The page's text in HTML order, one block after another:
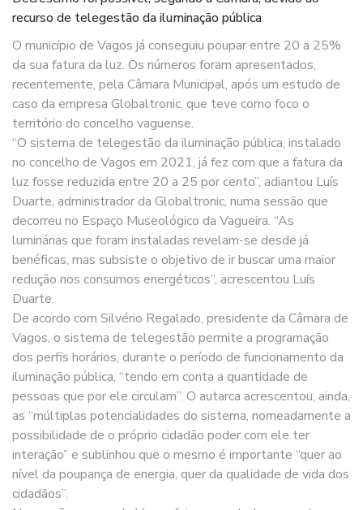
recurso de telegestão da iluminação pública
O município de Vagos já conseguiu poupar entre 20 a 25%
da sua fatura da luz. Os números foram apresentados,
recentemente, pela Câmara Municipal, após um estudo de
caso da empresa Globaltronic, que teve como foco o
território do concelho vaguense.
“O sistema de telegestão da iluminação pública, instalado
no concelho de Vagos em 2021, já fez com que a fatura da
luz fosse reduzida entre 20 a 25 por cento”, adiantou Luís
Duarte, administrador da Globaltronic, numa sessão que
decorreu no Espaço Museológico da Vagueira. “As
luminárias que foram instaladas revelam-se desde já
benéficas, mas subsiste o objetivo de ir buscar uma maior
redução nos consumos energéticos”, acrescentou Luís
Duarte.
De acordo com Silvério Regalado, presidente da Câmara de
Vagos, o sistema de telegestão permite a programação
dos perfis horários, durante o período de funcionamento da
iluminação pública, “tendo em conta a quantidade de
pessoas que por ele circulam”. O autarca acrescentou, ainda,
as “múltiplas potencialidades do sistema, nomeadamente a
possibilidade de o próprio cidadão poder com ele ter
interação” e sublinhou que o mesmo é importante “quer ao
nível da poupança de energia, quer da qualidade de vida dos
cidadãos”.